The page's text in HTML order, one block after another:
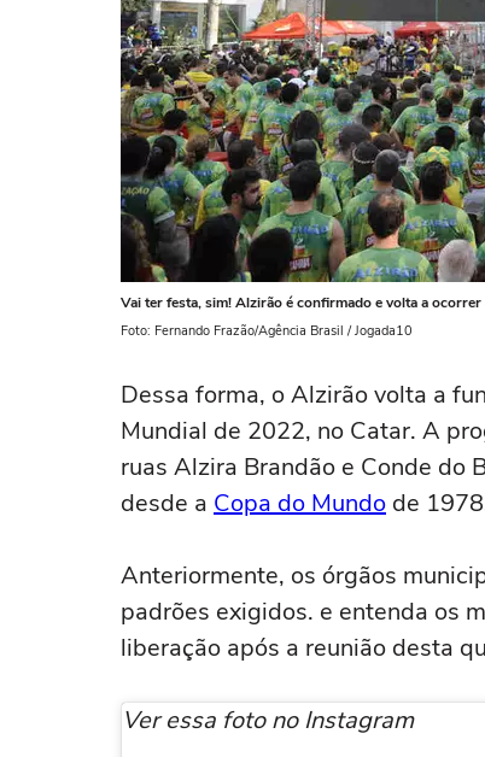
Vai ter festa, sim! Alzirão é confirmado e volta a
Foto: Fernando Frazão/Agência Brasil / Jogada10
Dessa forma, o Alzirão volta a
Mundial de 2022, no Catar. A
ruas Alzira Brandão e Conde do
desde a Copa do Mundo de
Anteriormente, os órgãos
padrões exigidos. e entenda os
liberação após a reunião desta
Ver essa foto no Instagram